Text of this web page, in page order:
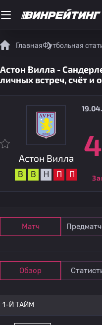
ГлавнаяФутбольная
Астон Вилла -
личных встреч, счёт и
Астон Вилла
В В Н П П
4
Матч
Обзор
1-Й ТАЙМ